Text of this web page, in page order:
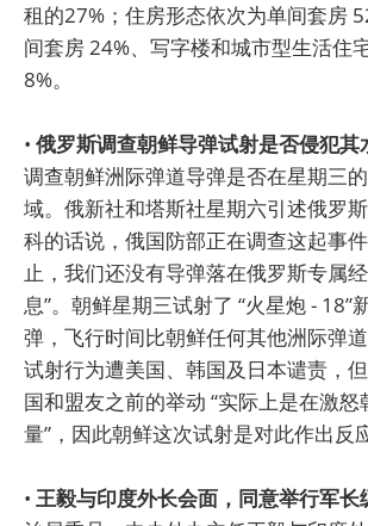
租的27%；住房形态依次为单间套房
间套房 24%、写字楼和城市型生活住
8%。
• 俄罗斯调查朝鲜导弹试射是否侵犯其
调查朝鲜洲际弹道导弹是否在星期三
域。俄新社和塔斯社星期六引述俄罗
科的话说，俄国防部正在调查这起事
止，我们还没有导弹落在俄罗斯专属
息”。朝鲜星期三试射了 “火星炮 - 18”
弹，飞行时间比朝鲜任何其他洲际弹
试射行为遭美国、韩国及日本谴责，
国和盟友之前的举动 “实际上是在激怒
量”，因此朝鲜这次试射是对此作出反应
• 王毅与印度外长会面，同意举行军长